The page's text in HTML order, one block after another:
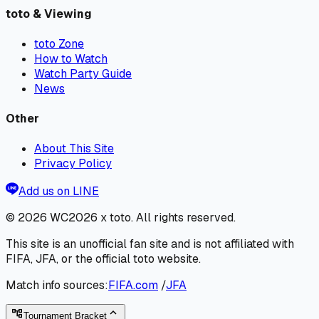
toto & Viewing
toto Zone
How to Watch
Watch Party Guide
News
Other
About This Site
Privacy Policy
Add us on LINE
© 2026 WC2026 x toto. All rights reserved.
This site is an unofficial fan site and is not affiliated with
FIFA, JFA, or the official toto website.
Match info sources:FIFA.com /JFA
account_treeTournament Bracket expand_less